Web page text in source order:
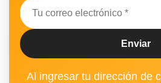
Al ingresar tu dirección de